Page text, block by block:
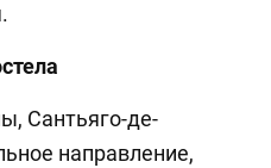
Сантьяго-де-
направление,